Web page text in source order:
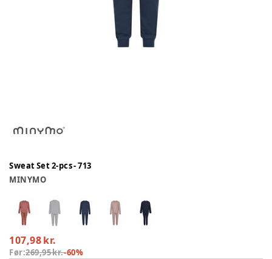
Sweat Set 2-pcs - 713
MINYMO
107,98 kr.
Før:269,95 kr.-60%